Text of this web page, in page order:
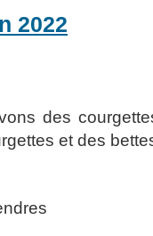
2022
des
et des